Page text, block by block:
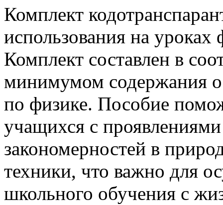
Комплект
использования на
Комплект составлен в
минимумом содержания
по физике. Пособие
учащихся с
закономерностей в
техники, что важно для
школьного обучения с